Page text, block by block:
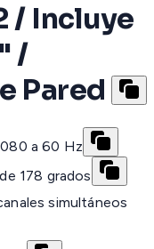
/ Incluye
/
Pared
a 60 Hz
178 grados
simultáneos